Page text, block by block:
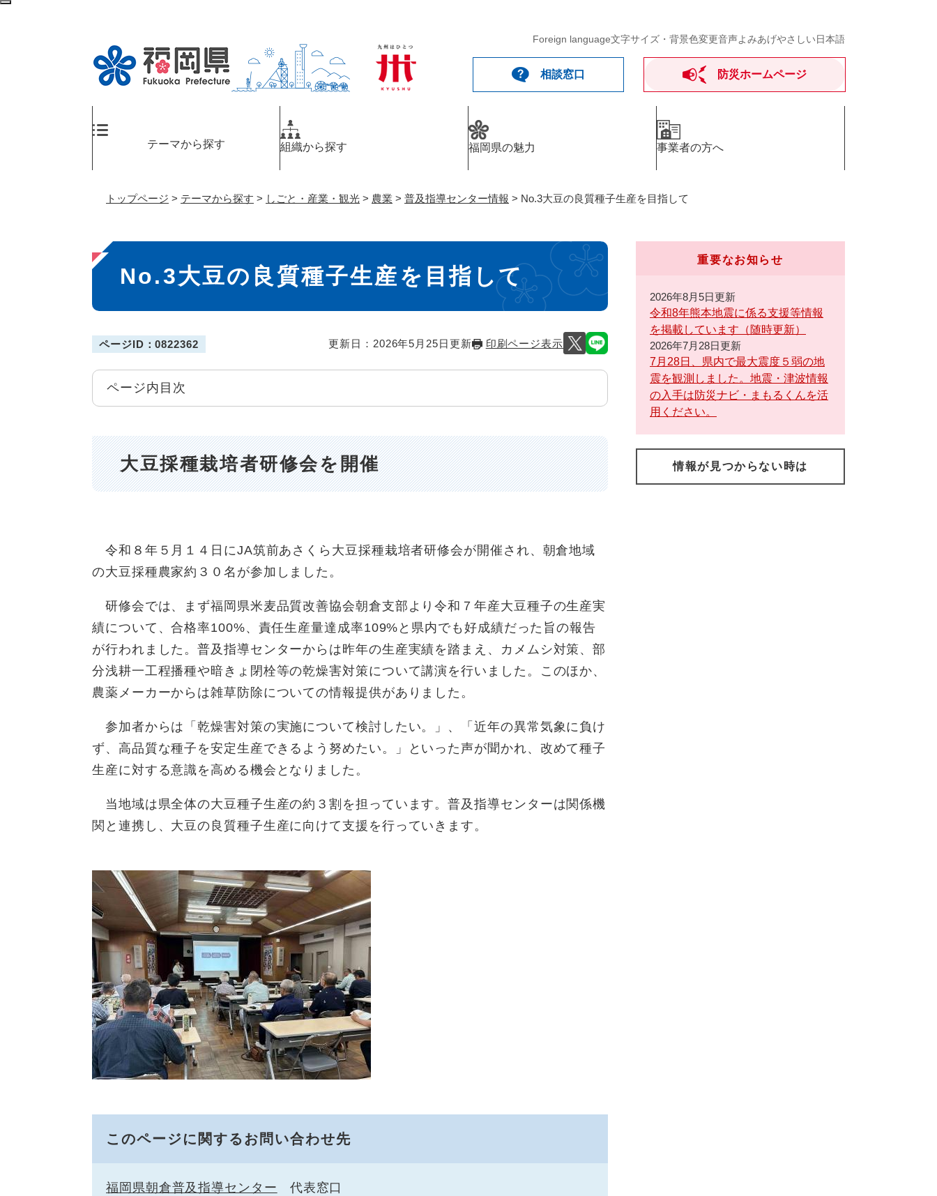
ペ
Foreign language文字サイズ・背景色変更音声よみあげやさしい日本語
相談窓口 防災ホームページ
テーマから探す 組織から探す 福岡県の魅力 事業者の方へ
トップページ > テーマから探す > しごと・産業・観光 > 農業 > 普及指導センター情報 > No.3大豆の良質種子生産を目指して
本
文
No.3大豆の良質種子生産を目指して
ページID：0822362 更新日：2026年5月25日更新 印刷ページ表示
ページ内目次
大豆採種栽培者研修会を開催
令和８年５月１４日にJA筑前あさくら大豆採種栽培者研修会が開催され、朝倉地域
の大豆採種農家約３０名が参加しました。
研修会では、まず福岡県米麦品質改善協会朝倉支部より令和７年産大豆種子の生産実
績について、合格率100%、責任生産量達成率109%と県内でも好成績だった旨の報告
が行われました。普及指導センターからは昨年の生産実績を踏まえ、カメムシ対策、部
分浅耕一工程播種や暗きょ閉栓等の乾燥害対策について講演を行いました。このほか、
農薬メーカーからは雑草防除についての情報提供がありました。
参加者からは「乾燥害対策の実施について検討したい。」、「近年の異常気象に負け
ず、高品質な種子を安定生産できるよう努めたい。」といった声が聞かれ、改めて種子
生産に対する意識を高める機会となりました。
当地域は県全体の大豆種子生産の約３割を担っています。普及指導センターは関係機
関と連携し、大豆の良質種子生産に向けて支援を行っていきます。
このページに関するお問い合わせ先
福岡県朝倉普及指導センター 代表窓口
重要なお知らせ
2026年8月5日更新
令和8年熊本地震に係る支援等情報
を掲載しています（随時更新）
2026年7月28日更新
7月28日、県内で最大震度５弱の地
震を観測しました。地震・津波情報
の入手は防災ナビ・まもるくんを活
用ください。
情報が見つからない時は